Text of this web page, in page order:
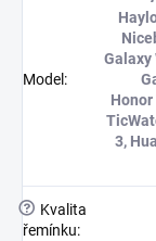
Model :
Galaxy
Honor
3,
?
Kvalita
řemínku: